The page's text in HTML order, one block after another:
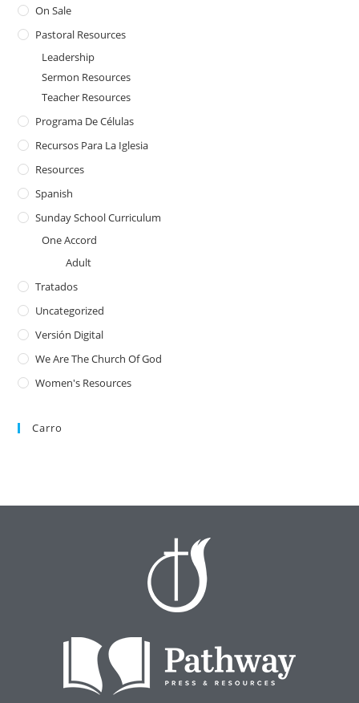
On Sale
Pastoral Resources
Leadership
Sermon Resources
Teacher Resources
Programa De Células
Recursos Para La Iglesia
Resources
Spanish
Sunday School Curriculum
One Accord
Adult
Tratados
Uncategorized
Versión Digital
We Are The Church Of God
Women's Resources
Carro